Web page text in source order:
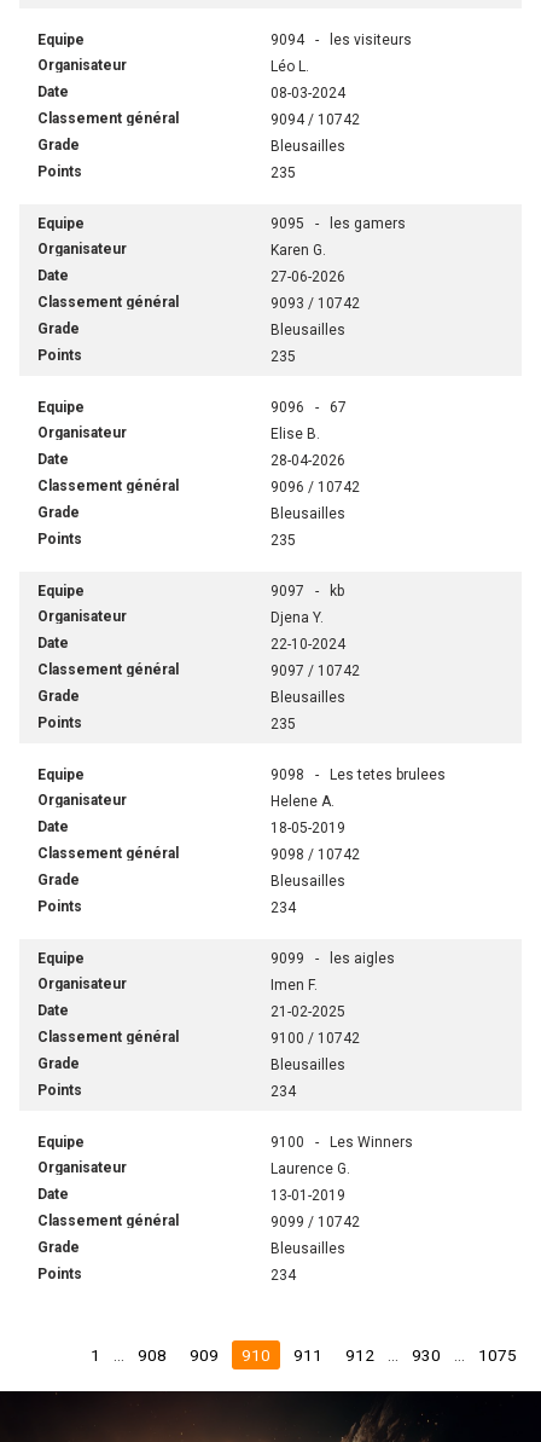
9094 - les visiteurs
Léo L.
08-03-2024
9094 / 10742
Bleusailles
235
9095 - les gamers
Karen G.
27-06-2026
9093 / 10742
Bleusailles
235
9096 - 67
Elise B.
28-04-2026
9096 / 10742
Bleusailles
235
9097 - kb
Djena Y.
22-10-2024
9097 / 10742
Bleusailles
235
9098 - Les tetes brulees
Helene A.
18-05-2019
9098 / 10742
Bleusailles
234
9099 - les aigles
Imen F.
21-02-2025
9100 / 10742
Bleusailles
234
9100 - Les Winners
Laurence G.
13-01-2019
9099 / 10742
Bleusailles
234
1 908 909 910 911 912 930 1075